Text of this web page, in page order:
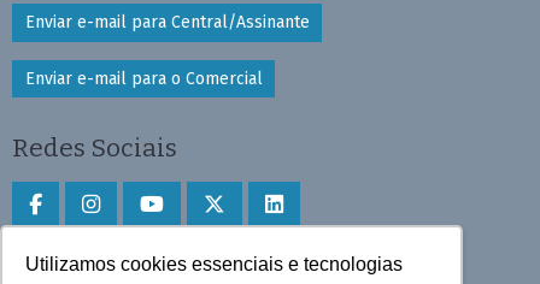
Utilizamos cookies essenciais e tecnologias
Enviar e-mail para Central/Assinante
Enviar e-mail para o Comercial
Redes Sociais
Faça download do aplicativo